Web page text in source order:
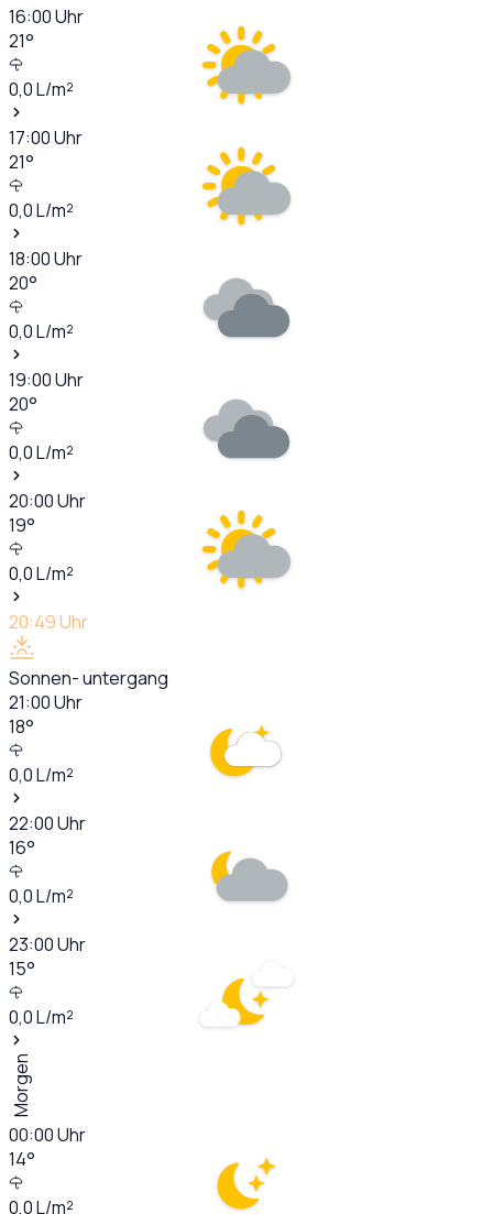
16:00Uhr
21°
0,0L/m²
17:00Uhr
21°
0,0L/m²
18:00Uhr
20°
0,0L/m²
19:00Uhr
20°
0,0L/m²
20:00Uhr
19°
0,0L/m²
20:49Uhr
Sonnen- untergang
21:00Uhr
18°
0,0L/m²
22:00Uhr
16°
0,0L/m²
23:00Uhr
15°
0,0L/m²
Morgen
00:00Uhr
14°
0,0L/m²